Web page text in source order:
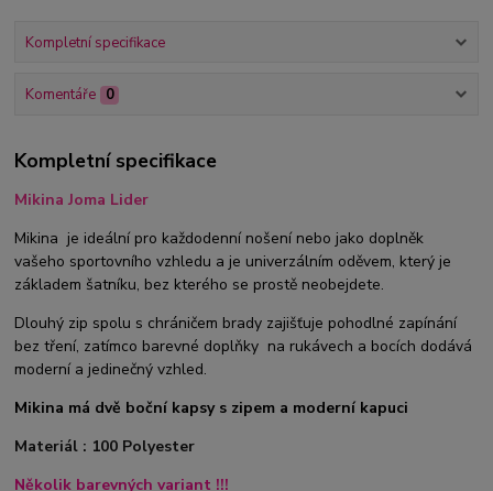
Kompletní specifikace
Komentáře 0
Kompletní specifikace
Mikina Joma Lider
Mikina je ideální pro každodenní nošení nebo jako doplněk
vašeho sportovního vzhledu a je univerzálním oděvem, který je
základem šatníku, bez kterého se prostě neobejdete.
Dlouhý zip spolu s chráničem brady zajišťuje pohodlné zapínání
bez tření, zatímco barevné doplňky na rukávech a bocích dodává
moderní a jedinečný vzhled.
Mikina má dvě boční kapsy s zipem a moderní kapuci
Materiál : 100 Polyester
Několik barevných variant !!!